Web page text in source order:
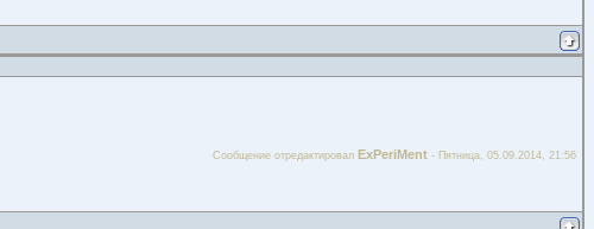
Сообщение отредактировал ExPeriMent - Пятница, 05.09.2014, 21:56